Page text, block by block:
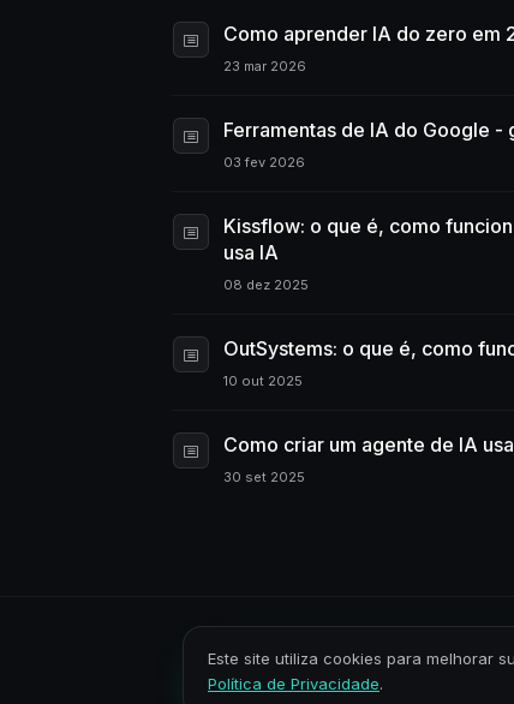
Como aprender IA do zero em
23 mar 2026
Ferramentas de IA do Google -
03 fev 2026
Kissflow: o que é, como
usa IA
08 dez 2025
OutSystems: o que é, como
10 out 2025
Como criar um agente de IA
30 set 2025
Este site utiliza cookies para melhorar
Política de Privacidade.